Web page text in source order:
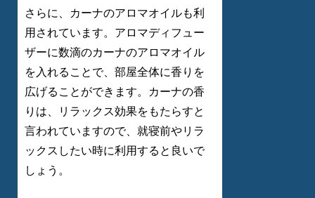
さらに、カーナのアロマオイルも利
用されています。アロマディフュー
ザーに数滴のカーナのアロマオイル
を入れることで、部屋全体に香りを
広げることができます。カーナの香
りは、リラックス効果をもたらすと
言われていますので、就寝前やリラ
ックスしたい時に利用すると良いで
しょう。